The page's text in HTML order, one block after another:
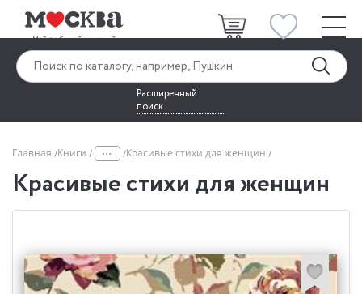
Расширенный
поиск
Главная Книги ... Красивые стихи для женщин
Красивые стихи для женщин